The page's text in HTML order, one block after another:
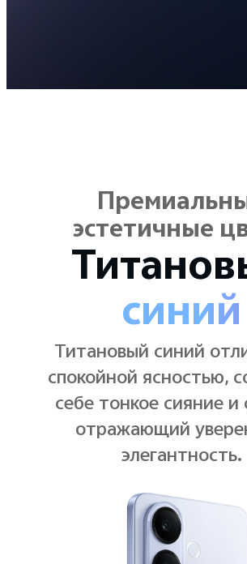
эстетичные
черный
Элегантный черный
свежим и современным,
четкие линии с
никогда не потеряется